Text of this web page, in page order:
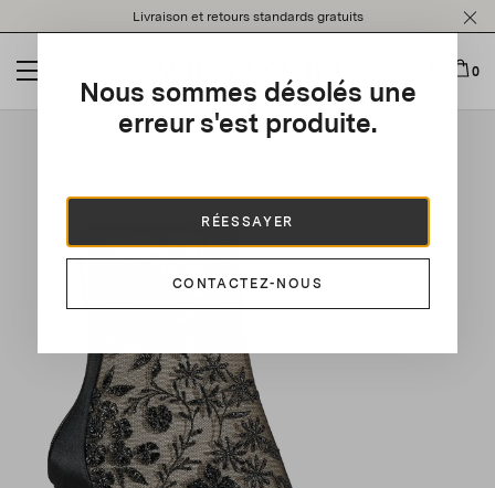
note:
website
an
Livraison et retours standards gratuits
0
Nous sommes désolés une
erreur s'est produite.
RÉESSAYER
CONTACTEZ-NOUS
This is a carousel with auto-rotating slides. Activate any of